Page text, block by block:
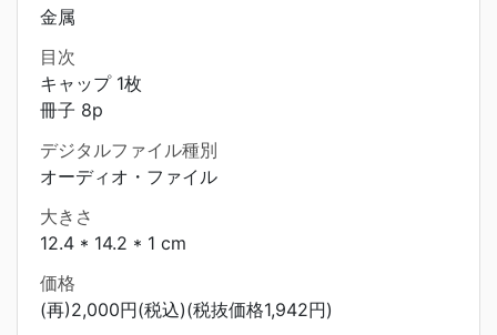
金属
目次
キャップ 1枚
冊子 8p
デジタルファイル種別
オーディオ・ファイル
大きさ
12.4 * 14.2 * 1 cm
価格
(再)2,000円(税込)(税抜価格1,942円)